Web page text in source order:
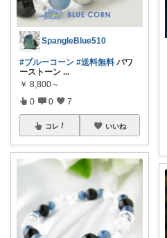
SpangleBlue510
#ブルーコーン #送料無料 パワ
ーストーン ...
￥ 8,800～
0 0 7
コレ いいね